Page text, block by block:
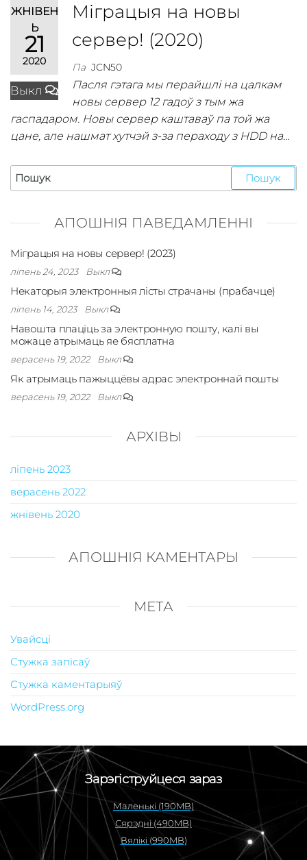
ЖНІВЕН
Ь
21
2020
Выкл
Міграцыя на новы
сервер! (2020)
Па JCN50
Пасля гэтага мы перайшлі на цалкам
новы сервер 12 гадоў з тым жа
гаспадаром. Новы сервер каштаваў па той жа
цане, але нашмат хутчэй з-за пераходу з HDD на…
АПОШНІЯ ПАВЕДАМЛЕННІ
Міграцыя на новы сервер! (2023)
ліпень 24, 2023 Выкл
Некаторыя электронныя лісты страчаны (прабачце)
ліпень 14, 2023 Выкл
Навошта плаціць за электронную пошту, калі вы
можаце атрымаць яе бясплатна
верасень 19, 2022 Выкл
Як атрымаць пажыццёвы адрас электроннай пошты
верасень 19, 2022 Выкл
АРХІВЫ
ліпень 2023
верасень 2022
жнівень 2020
АПОШНІЯ КАМЕНТАРЫ
МЕТА
Увайсці
Стужка запісаў
Стужка каментарыяў
WordPress.org
Зарэгіструйцеся зараз
Маленькі (190MB)
Сярэдні (490MB)
Вялікі (990MB)